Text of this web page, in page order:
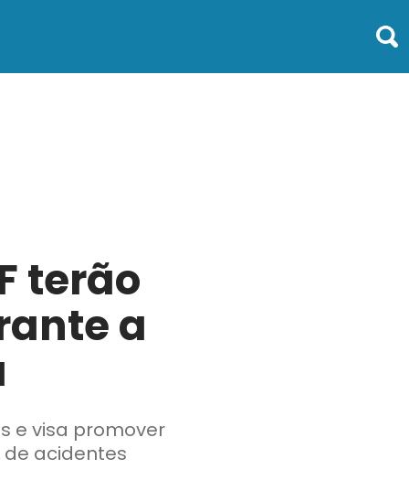
terão
a
e visa promover
acidentes